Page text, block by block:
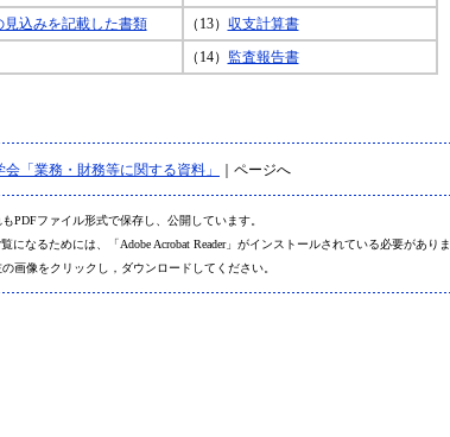
込みを記載した書類 （13） 収支計算書
（14） 監査報告書
会「業務・財務等に関する資料」 ｜ページへ
もPDFファイル形式で保存し、公開しています。
になるためには、「Adobe Acrobat Reader」がインストールされている必要がありま
画像をクリックし，ダウンロードしてください。